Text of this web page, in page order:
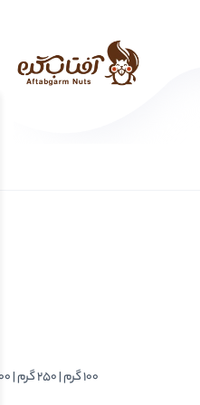
100 گرم | 250 گرم | 500 گرم | 750 گرم | 1 کیلوگرم